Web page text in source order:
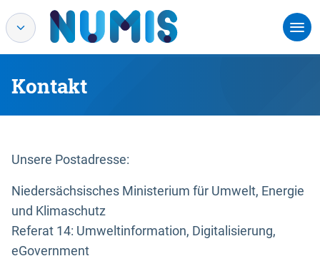
Kontakt
Unsere Postadresse:
Niedersächsisches Ministerium für Umwelt, Energie
und Klimaschutz
Referat 14: Umweltinformation, Digitalisierung,
eGovernment